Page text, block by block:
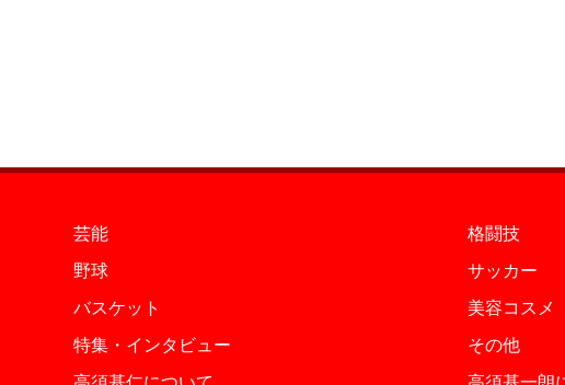
芸能
格闘技
野球
サッカー
バスケット
美容コスメ
特集・インタビュー
その他